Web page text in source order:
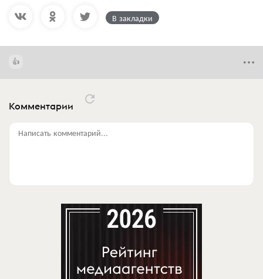
В закладки
Комментарии
Написать комментарий...